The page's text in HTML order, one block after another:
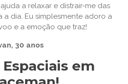
a relaxar e distrair-me das
dia. Eu simplesmente adoro a
e a emoção que traz!
30 anos
em